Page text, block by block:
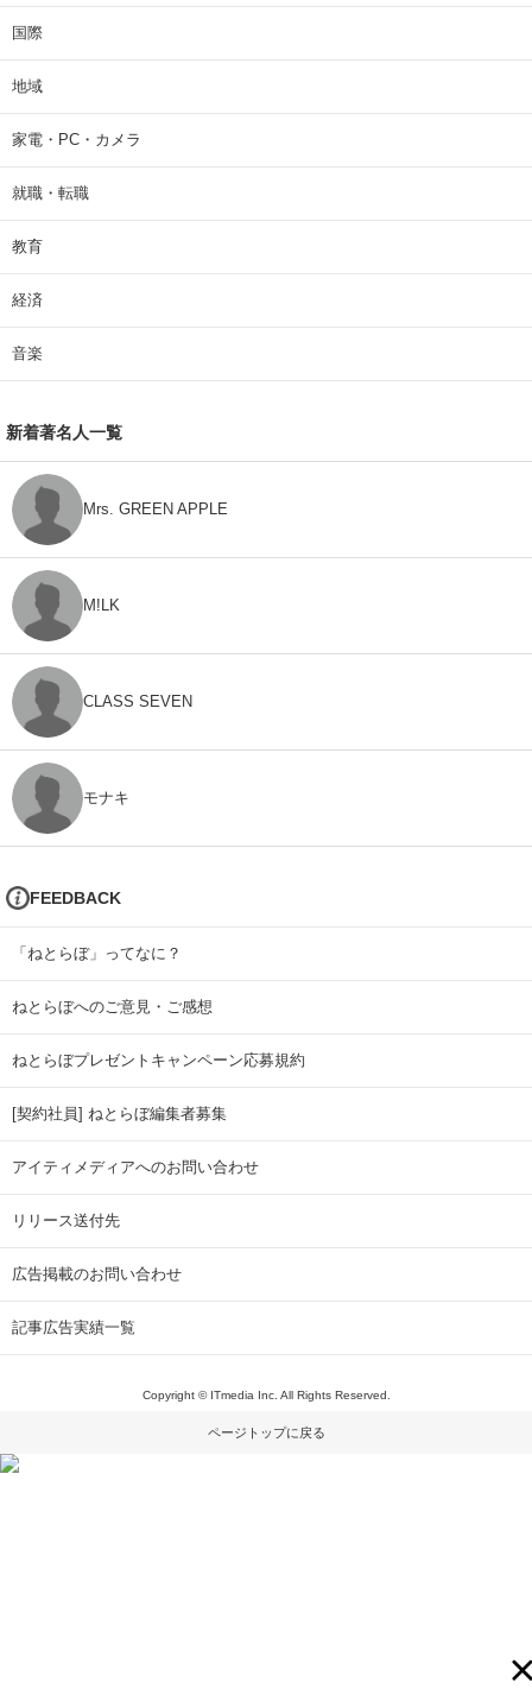
国際
地域
家電・PC・カメラ
就職・転職
教育
経済
音楽
新着著名人一覧
Mrs. GREEN APPLE
M!LK
CLASS SEVEN
モナキ
FEEDBACK
「ねとらぼ」ってなに？
ねとらぼへのご意見・ご感想
ねとらぼプレゼントキャンペーン応募規約
[契約社員] ねとらぼ編集者募集
アイティメディアへのお問い合わせ
リリース送付先
広告掲載のお問い合わせ
記事広告実績一覧
Copyright © ITmedia Inc. All Rights Reserved.
ページトップに戻る